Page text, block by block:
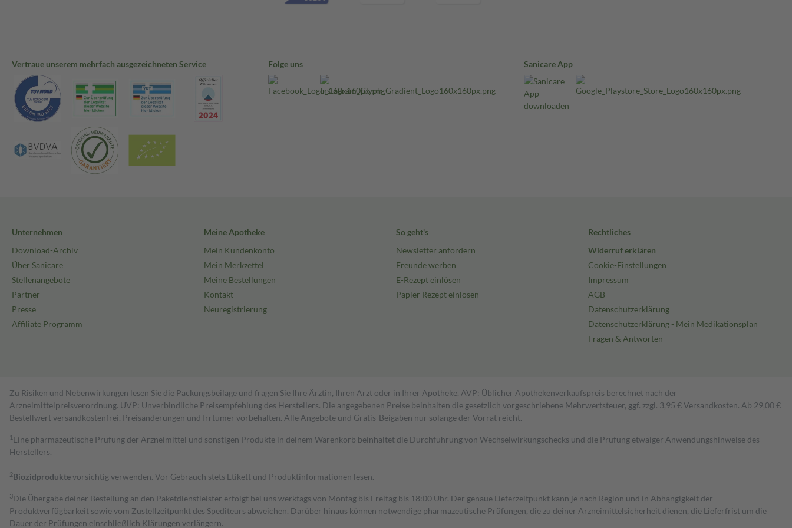
Vertraue unserem mehrfach ausgezeichneten Service Folge uns Sanicare App
Unternehmen
Download-Archiv
Über Sanicare
Stellenangebote
Partner
Presse
Affiliate Programm
Meine Apotheke
Mein Kundenkonto
Mein Merkzettel
Meine Bestellungen
Kontakt
Neuregistrierung
So geht's
Newsletter anfordern
Freunde werben
E-Rezept einlösen
Papier Rezept einlösen
Rechtliches
Widerruf erklären
Cookie-Einstellungen
Impressum
AGB
Datenschutzerklärung
Datenschutzerklärung - Mein Medikationsplan
Fragen & Antworten
Zu Risiken und Nebenwirkungen lesen Sie die Packungsbeilage und fragen Sie Ihre Ärztin, Ihren Arzt oder in Ihrer Apotheke. AVP: Üblicher Apothekenverkaufspreis berechnet nach der
Arzneimittelpreisverordnung. UVP: Unverbindliche Preisempfehlung des Herstellers. Die angegebenen Preise beinhalten die gesetzlich vorgeschriebene Mehrwertsteuer, ggf. zzgl. 3,95 € Versandkosten. Ab 29,00 €
Bestell­wert versand­kosten­frei. Preisänderungen und Irrtümer vorbehalten. Alle Angebote und Gratis-Beigaben nur solange der Vorrat reicht.
1 Eine pharmazeutische Prüfung der Arzneimittel und sonstigen Produkte in deinem Warenkorb beinhaltet die Durchführung von Wechselwirkungschecks und die Prüfung etwaiger Anwendungshinweise des
Herstellers.
2Biozidproduktevorsichtig verwenden. Vor Gebrauch stets Etikett und Produktinformationen lesen.
3Die Übergabe deiner Bestellung an den Paketdienstleister erfolgt bei uns werktags von Montag bis Freitag bis 18:00 Uhr. Der genaue Lieferzeitpunkt kann je nach Region und in Abhängigkeit der
Produktverfügbarkeit sowie vom Zustellzeitpunkt des Spediteurs abweichen. Darüber hinaus können notwendige pharmazeutische Prüfungen, die zu deiner Arzneimittelsicherheit dienen, die Lieferfrist um die
Dauer der Prüfungen einschließlich Klärungen verlängern.